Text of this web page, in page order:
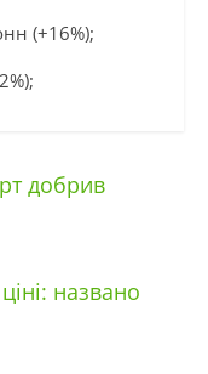
(+16%);
добрив
названо